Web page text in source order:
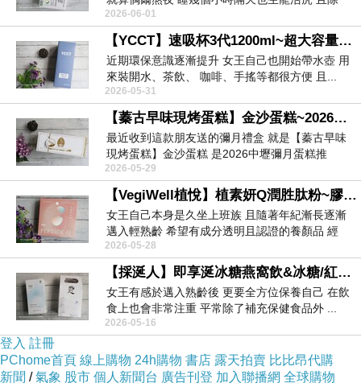
代...
2026-06-01
【YCCT】速吸杯3代1200ml~超大容量保冰保溫杯 專利瞬收吸管+內膽陶瓷層 輕鬆滿足喝飲料的需求
近期環保意識逐漸提升 女王自己也開始帶水壺 用
來裝開水、茶飲、 咖啡、手搖等都很方便 且...
2026-05-31
【蓁古早味現烤蛋糕】金沙蛋糕~2026中壢彌月蛋糕推薦 彌月蛋糕推薦
最近收到這款朋友送的彌月禮盒 就是【蓁古早味
現烤蛋糕】金沙蛋糕 是2026中壢彌月蛋糕推
薦、...
2026-05-29
【VegiWell植悅】植素妍Q潤胜肽粉~膠原蛋白推薦 素食膠原蛋白推薦 純淨植物膠原補水又亮顏
女王自己本身是久坐上班族 且隨著年紀漸長逐漸
邁入輕熟齡 希望有成分透明且認證的養顏品 經
由...
2026-05-28
【採涎人】即享涎冰糖燕窩飲&冰糖/紅棗冰糖燕窩飲~小包裝燕窩飲推薦 開封即飲燕窩推薦 讓你無時無刻都能維持水水狀態
女王有感於邁入熟齡後 更要全方位保養自己 在飲
食上也會非常注重 平常除了補充保健食品外 ...
2026-05-16
登入 註冊
PChome首頁 線上購物 24h購物 書店 露天拍賣 比比昂代購
新聞 /氣象 股市 個人新聞台 廣告刊登 加入聯播網 全球購物